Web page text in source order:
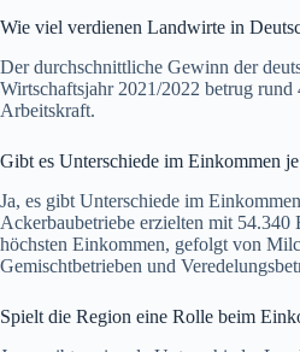
Wie viel verdienen Landwirte in
Der durchschnittliche Gewinn der
Wirtschaftsjahr 2021/2022 betrug
Arbeitskraft.
Gibt es Unterschiede im Einkommen
Ja, es gibt Unterschiede im
Ackerbaubetriebe erzielten mit
höchsten Einkommen, gefolgt von
Gemischtbetrieben und
Spielt die Region eine Rolle beim